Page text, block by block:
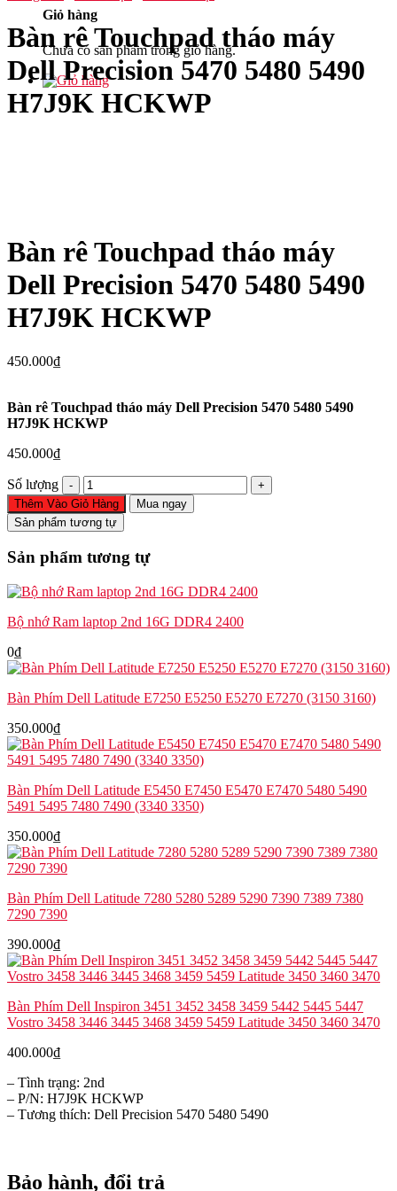
Giỏ hàng
Chưa có sản phẩm trong giỏ hàng.
Bàn rê Touchpad tháo máy
Dell Precision 5470 5480 5490
H7J9K HCKWP
Bàn rê Touchpad tháo máy
Dell Precision 5470 5480 5490
H7J9K HCKWP
450.000₫
Bàn rê Touchpad tháo máy Dell Precision 5470 5480 5490
H7J9K HCKWP
450.000₫
Số lượng
Bàn
rê
Touchpad
tháo
Dell
5470
5490
số
lượng
Thêm Vào Giỏ Hàng
Mua ngay
Sản phẩm tương tự
Sản phẩm tương tự
Bộ nhớ Ram laptop 2nd 16G DDR4 2400
0₫
Bàn Phím Dell Latitude E7250 E5250 E5270 E7270 (3150 3160)
350.000₫
Bàn Phím Dell Latitude E5450 E7450 E5470 E7470 5480 5490
5491 5495 7480 7490 (3340 3350)
350.000₫
Bàn Phím Dell Latitude 7280 5280 5289 5290 7390 7389 7380
7290 7390
390.000₫
Bàn Phím Dell Inspiron 3451 3452 3458 3459 5442 5445 5447
Vostro 3458 3446 3445 3468 3459 5459 Latitude 3450 3460 3470
400.000₫
– Tình trạng: 2nd
– P/N: H7J9K HCKWP
– Tương thích: Dell Precision 5470 5480 5490
Bảo hành, đổi trả